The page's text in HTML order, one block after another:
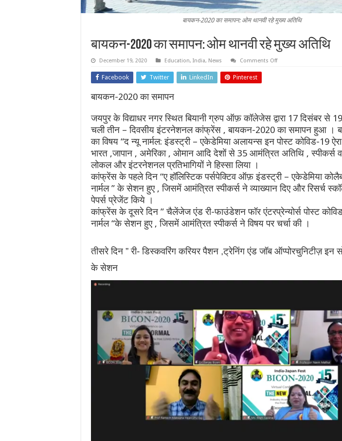
बायकन-2020 का समापन: ओम थानवी रहे मुख्य अतिथि
बायकन-2020 का समापन: ओम थानवी रहे मुख्य अतिथि
December 19, 2020 Education, India, News Comments Offon
Facebook Twitter LinkedIn Pinterest
बायकन-2020 का समापन
जयपुर के विद्याधर नगर स्थित बियानी ग्रुप ऑफ़ कॉलेजेस द्वारा 17 दिसंबर से
चली तीन – दिवसीय इंटरनेशनल कांफ्रेंस , बायकन-2020 का समापन हुआ ।
का विषय “द न्यू नार्मल: इंडस्ट्री – एकेडेमिया अलायन्स इन पोस्ट कोविड-19
भारत ,जापान , अमेरिका , ओमान आदि देशों से 35 आमंत्रित अतिथि , स्पीकर्स
लोकल और इंटरनेशनल प्रतिभागियों ने हिस्सा लिया ।
कांफ्रेंस के पहले दिन “ए हॉलिस्टिक पर्सपेक्टिव ऑफ़ इंडस्ट्री – एकेडेमिया
नार्मल ” के सेशन हुए , जिसमें आमंत्रित स्पीकर्स ने व्याख्यान दिए और रिसर्च
पेपर्स प्रेजेंट किये ।
कांफ्रेंस के दूसरे दिन ” चैलेंजेज एंड री-फाउंडेशन फॉर एंटरप्रेन्योर्स पोस्ट
नार्मल “के सेशन हुए , जिसमें आमंत्रित स्पीकर्स ने विषय पर चर्चा की ।
तीसरे दिन ” री- डिस्कवरिंग करियर पैशन ,ट्रेनिंग एंड जॉब ऑप्पोरचुनिटीज़ इन
के सेशन